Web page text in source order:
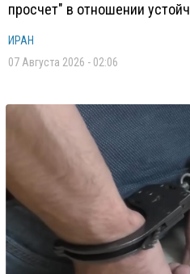
просчет" в отношении
ИРАН
07 Августа 2026 - 02:06